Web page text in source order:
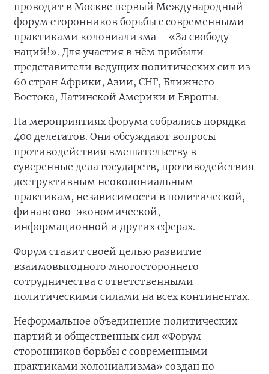
проводит в Москве первый Международный
форум сторонников борьбы с современными
практиками колониализма – «За свободу
наций!». Для участия в нём прибыли
представители ведущих политических сил из
60 стран Африки, Азии, СНГ, Ближнего
Востока, Латинской Америки и Европы.
На мероприятиях форума собрались порядка
400 делегатов. Они обсуждают вопросы
противодействия вмешательству в
суверенные дела государств, противодействия
деструктивным неоколониальным
практикам, независимости в политической,
финансово-экономической,
информационной и других сферах.
Форум ставит своей целью развитие
взаимовыгодного многостороннего
сотрудничества с ответственными
политическими силами на всех континентах.
Неформальное объединение политических
партий и общественных сил «Форум
сторонников борьбы с современными
практиками колониализма» создан по